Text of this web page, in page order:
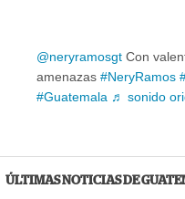
@neryramosgt Con
amenazas #NeryRamos
#Guatemala ♬ sonido
ÚLTIMAS NOTICIAS DE